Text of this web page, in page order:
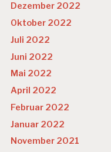
Dezember 2022
Oktober 2022
Juli 2022
Juni 2022
Mai 2022
April 2022
Februar 2022
Januar 2022
November 2021